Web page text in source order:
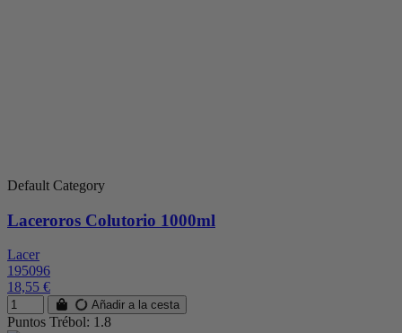
Default Category
Laceroros Colutorio 1000ml
Lacer
195096
18,55 €
Añadir a la cesta
Puntos Trébol: 1.8